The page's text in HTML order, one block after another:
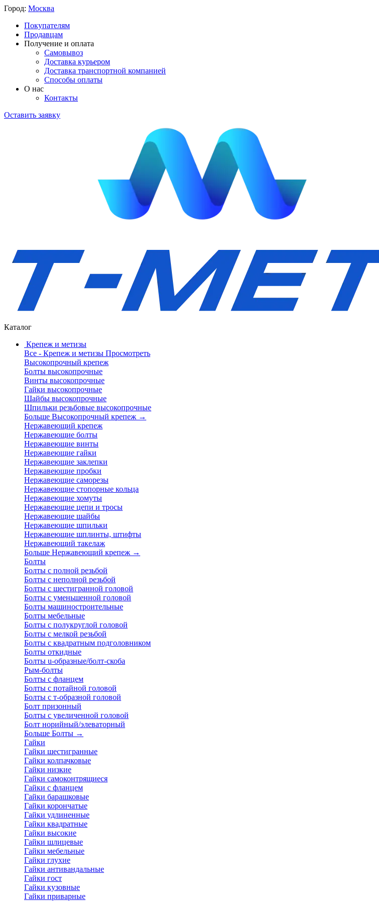
Город: Москва
Покупателям
Продавцам
Получение и оплата
Самовывоз
Доставка курьером
Доставка транспортной компанией
Способы оплаты
О нас
Контакты
Оставить заявку
Каталог
Крепеж и метизы
Все - Крепеж и метизы Просмотреть
Высокопрочный крепеж
Болты высокопрочные
Винты высокопрочные
Гайки высокопрочные
Шайбы высокопрочные
Шпильки резьбовые высокопрочные
Больше Высокопрочный крепеж →
Нержавеющий крепеж
Нержавеющие болты
Нержавеющие винты
Нержавеющие гайки
Нержавеющие заклепки
Нержавеющие пробки
Нержавеющие саморезы
Нержавеющие стопорные кольца
Нержавеющие хомуты
Нержавеющие цепи и тросы
Нержавеющие шайбы
Нержавеющие шпильки
Нержавеющие шплинты, штифты
Нержавеющий такелаж
Больше Нержавеющий крепеж →
Болты
Болты с полной резьбой
Болты с неполной резьбой
Болты с шестигранной головой
Болты с уменьшенной головой
Болты машиностроительные
Болты мебельные
Болты с полукруглой головой
Болты с мелкой резьбой
Болты с квадратным подголовником
Болты откидные
Болты u-образные/болт-скоба
Рым-болты
Болты с фланцем
Болты с потайной головой
Болты с т-образной головой
Болт призонный
Болты с увеличенной головой
Болт норийный/элеваторный
Больше Болты →
Гайки
Гайки шестигранные
Гайки колпачковые
Гайки низкие
Гайки самоконтрящиеся
Гайки с фланцем
Гайки барашковые
Гайки корончатые
Гайки удлиненные
Гайки квадратные
Гайки высокие
Гайки шлицевые
Гайки мебельные
Гайки глухие
Гайки антивандальные
Гайки гост
Гайки кузовные
Гайки приварные